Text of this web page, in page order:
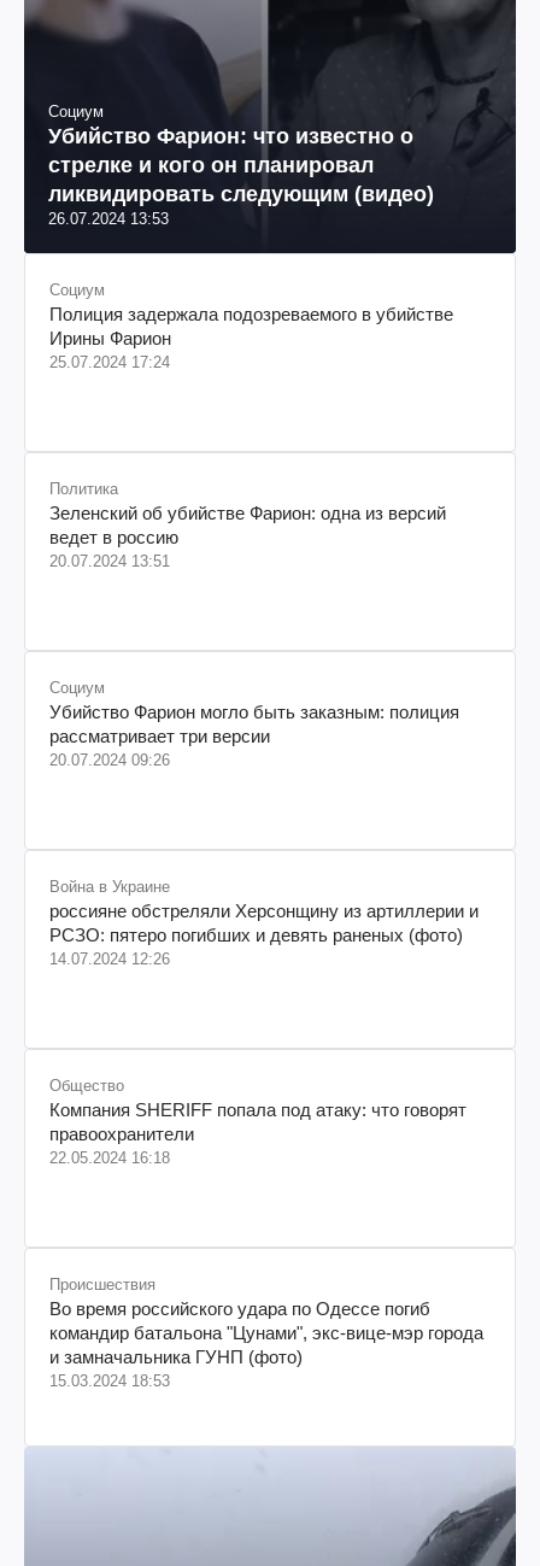
Социум
Убийство Фарион: что известно о
стрелке и кого он планировал
ликвидировать следующим (видео)
26.07.2024 13:53
Социум
Полиция задержала подозреваемого в убийстве
Ирины Фарион
25.07.2024 17:24
Политика
Зеленский об убийстве Фарион: одна из версий
ведет в россию
20.07.2024 13:51
Социум
Убийство Фарион могло быть заказным: полиция
рассматривает три версии
20.07.2024 09:26
Война в Украине
россияне обстреляли Херсонщину из артиллерии и
РСЗО: пятеро погибших и девять раненых (фото)
14.07.2024 12:26
Общество
Компания SHERIFF попала под атаку: что говорят
правоохранители
22.05.2024 16:18
Происшествия
Во время российского удара по Одессе погиб
командир батальона "Цунами", экс-вице-мэр города
и замначальника ГУНП (фото)
15.03.2024 18:53